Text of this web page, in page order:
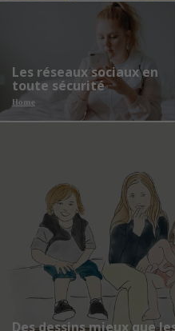
Les réseaux sociaux en
toute sécurité
Home
Des dessins mieux que